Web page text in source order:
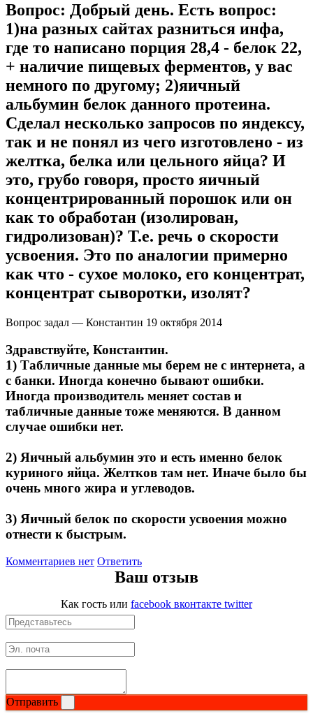
Вопрос: Добрый день. Есть вопрос:
1)на разных сайтах разниться инфа,
где то написано порция 28,4 - белок 22,
+ наличие пищевых ферментов, у вас
немного по другому; 2)яичный
альбумин белок данного протеина.
Сделал несколько запросов по яндексу,
так и не понял из чего изготовлено - из
желтка, белка или цельного яйца? И
это, грубо говоря, просто яичный
концентрированный порошок или он
как то обработан (изолирован,
гидролизован)? Т.е. речь о скорости
усвоения. Это по аналогии примерно
как что - сухое молоко, его концентрат,
концентрат сыворотки, изолят?
Вопрос задал — Константин 19 октября 2014
Здравствуйте, Константин.
1) Табличные данные мы берем не с интернета, а
с банки. Иногда конечно бывают ошибки.
Иногда производитель меняет состав и
табличные данные тоже меняются. В данном
случае ошибки нет.
2) Яичный альбумин это и есть именно белок
куриного яйца. Желтков там нет. Иначе было бы
очень много жира и углеводов.
3) Яичный белок по скорости усвоения можно
отнести к быстрым.
Комментариев нет Ответить
Ваш отзыв
Как гость или facebook вконтакте twitter
Отправить